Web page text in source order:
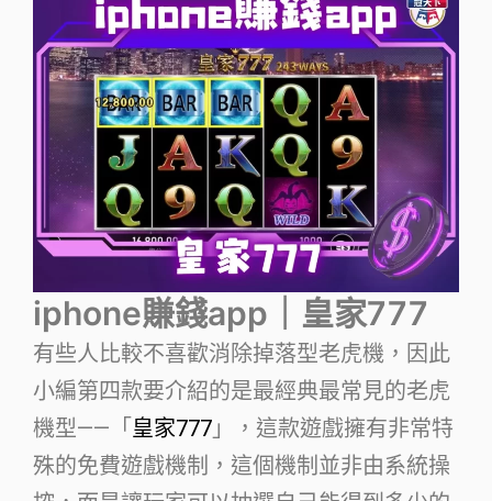
iphone賺錢app｜皇家777
有些人比較不喜歡消除掉落型老虎機，因此
小編第四款要介紹的是最經典最常見的老虎
機型——「 皇家777 」，這款遊戲擁有非常特
殊的免費遊戲機制，這個機制並非由系統操